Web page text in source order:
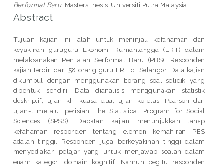
Berformat Baru. Masters thesis, Universiti Putra Malaysia.
Abstract
Tujuan kajian ini ialah untuk meninjau kefahaman dan
keyakinan guruguru Ekonomi Rumahtangga (ERT) dalam
melaksanakan Penilaian Serformat Baru (PBS). Responden
kajian terdiri dari 58 orang guru ERT di Selangor. Data kajian
dikumpul dengan menggunakan borang soal selidik yang
dibentuk sendiri. Data dianalisis menggunakan statistik
deskriptif, ujian khi kuasa dua, ujian korelasi Pearson dan
ujian-t melalui perisian The Statistical Program for Social
Sciences (SPSS). Dapatan kajian menunjukkan tahap
kefahaman responden tentang elemen kemahiran PBS
adalah tinggi. Responden juga berkeyakinan tinggi dalam
menyediakan pelajar yang untuk menjawab soalan dalam
enam kategori domain kognitif. Namun begitu responden